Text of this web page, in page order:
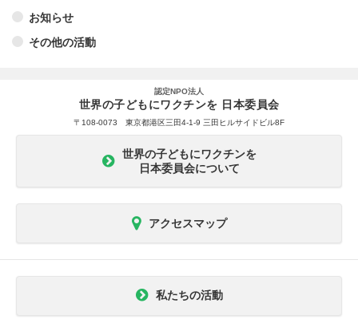
お知らせ
その他の活動
認定NPO法人
世界の子どもにワクチンを 日本委員会
〒108-0073 東京都港区三田4-1-9 三田ヒルサイドビル8F
世界の子どもにワクチンを
日本委員会について
アクセスマップ
私たちの活動